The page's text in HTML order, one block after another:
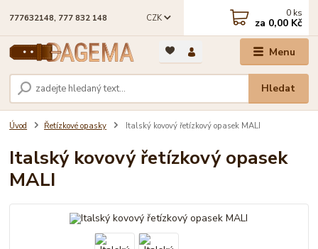
Menu
CZK
Hledat
777632148, 777 832 148 0 ks
za 0,00 Kč
Úvod Řetízkové opasky Italský kovový řetízkový opasek MALI
Italský kovový řetízkový opasek
MALI